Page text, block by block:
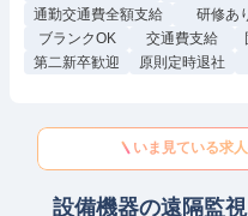
通勤交通費全額支給
研修あ
ブランクOK
交通費支給
第二新卒歓迎
原則定時退社
いま見ている求
設備機器の遠隔監